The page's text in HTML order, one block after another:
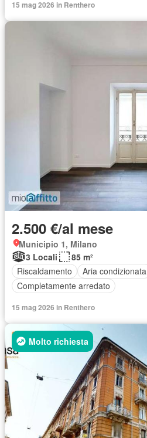
15 mag 2026 in Renthero
2.500 €/al mese
Municipio 1, Milano
3 Locali
85 m²
Riscaldamento
Aria condizionata
Completamente arredato
15 mag 2026 in Renthero
Molto richiesta